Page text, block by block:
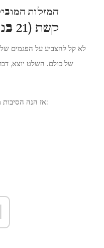
3 המזלות
קשת (21 בנובמבר - 21 בדצמבר)
לא קל להצביע על הפגמים של
של כולם. השלט יוצא,
אז הנה הסיבות מדוע קשת עושה את החברים הכי טובים: